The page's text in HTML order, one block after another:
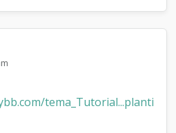
tema_Tutorial...planti